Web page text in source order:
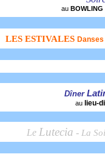
au BOWLING
LES ESTIVALES
Dîner
au lieu-
Le Lutecia - La